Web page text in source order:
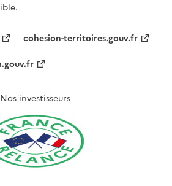
cohesion-territoires.gouv.fr
Nos investisseurs